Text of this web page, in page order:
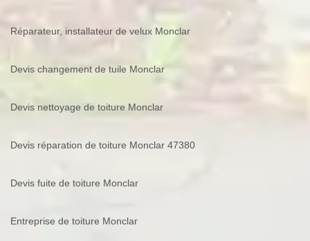
Réparateur, installateur de velux Monclar
Devis changement de tuile Monclar
Devis nettoyage de toiture Monclar
Devis réparation de toiture Monclar 47380
Devis fuite de toiture Monclar
Entreprise de toiture Monclar